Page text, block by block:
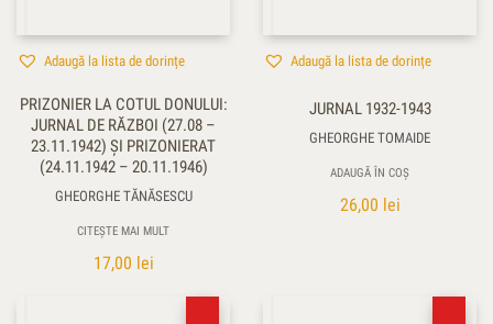
Adaugă la lista de dorințe
PRIZONIER LA COTUL DONULUI:
JURNAL DE RĂZBOI (27.08 –
23.11.1942) ŞI PRIZONIERAT
(24.11.1942 – 20.11.1946)
GHEORGHE TĂNĂSESCU
CITEȘTE MAI MULT
17,00 lei
Adaugă la lista de dorințe
JURNAL 1932-1943
GHEORGHE TOMAIDE
ADAUGĂ ÎN COȘ
26,00 lei